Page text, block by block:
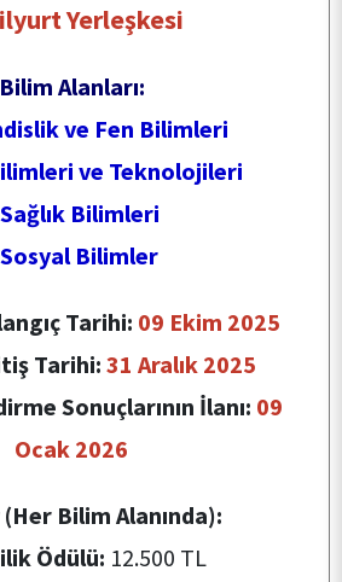
Yerleşkesi
Bilim Alanları:
ve Fen Bilimleri
ve Teknolojileri
Bilimleri
Bilimler
Tarihi: 09 Ekim 2025
Tarihi:31 Aralık 2025
Sonuçlarının İlanı: 09
Ocak 2026
Bilim Alanında):
Ödülü: 12.500 TL